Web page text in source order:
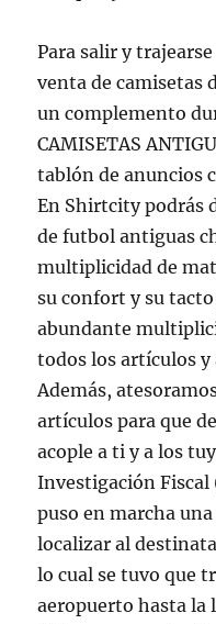
Para salir y
venta de camisetas
un complemento
CAMISETAS
tablón de anuncios
En Shirtcity podrás
de futbol antiguas
multiplicidad de
su confort y su
abundante
todos los artículos y
Además,
artículos para que
acople a ti y a los
Investigación Fiscal
puso en marcha
localizar al
lo cual se tuvo que
aeropuerto hasta la